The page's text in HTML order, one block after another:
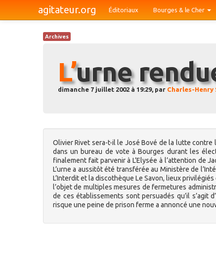
agitateur.org Éditoriaux Bourges & le Cher
Archives
L’urne
dimanche 7 juillet 2002 à 19:29, par Charles-Henry
Olivier Rivet sera-t-il le José Bové de la lutte contre
dans un bureau de vote à Bourges durant les
finalement fait parvenir à L’Elysée à l’attention de
L’urne a aussitôt été transférée au Ministère de
L’Interdit et la discothèque Le Savon, lieux
l’objet de multiples mesures de fermetures
de ces établissements sont persuadés qu’il s’agit
risque une peine de prison ferme a annoncé une